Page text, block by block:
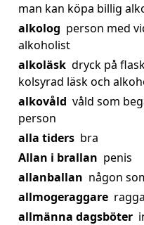
man kan köpa billig
alkolog person med
alkoholist
alkoläsk dryck på
kolsyrad läsk och
alkovåld våld som
person
alla tiders bra
Allan i brallan penis
allanballan någon
allmogeraggare
allmänna dagsböter